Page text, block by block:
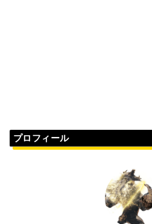
プロフィール